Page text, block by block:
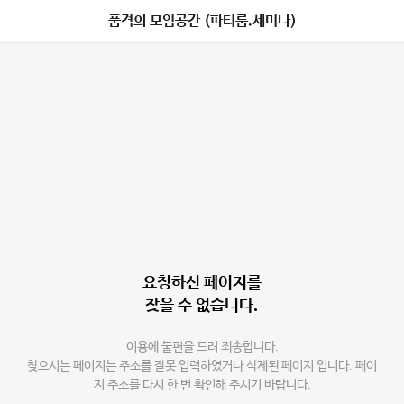
품격의 모임공간 (파티룸.세미나)
요청하신 페이지를
찾을 수 없습니다.
이용에 불편을 드려 죄송합니다.
찾으시는 페이지는 주소를 잘못 입력하였거나 삭제된 페이지 입니다. 페이
지 주소를 다시 한 번 확인해 주시기 바랍니다.